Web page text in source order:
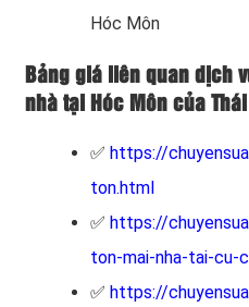
Hóc Môn
Bảng giá liên quan dịch
nhà tại Hóc Môn của
✅ https://
ton.html
✅ https://
ton-mai-nha-tai-cu-
✅ https://